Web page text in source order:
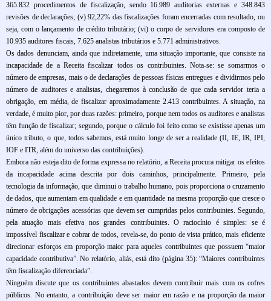
365.832 procedimentos de fiscalização, sendo 16.989 auditorias externas e 348.843
revisões de declarações; (v) 92,22% das fiscalizações foram encerradas com resultado, ou
seja, com o lançamento de crédito tributário; (vi) o corpo de servidores era composto de
10.935 auditores fiscais, 7.625 analistas tributários e 5.771 administrativos.
Os dados denunciam, ainda que indiretamente, uma situação importante, que consiste na
incapacidade de a Receita fiscalizar todos os contribuintes. Nota-se: se somarmos o
número de empresas, mais o de declarações de pessoas físicas entregues e dividirmos pelo
número de auditores e analistas, chegaremos à conclusão de que cada servidor teria a
obrigação, em média, de fiscalizar aproximadamente 2.413 contribuintes. A situação, na
verdade, é muito pior, por duas razões: primeiro, porque nem todos os auditores e analistas
têm função de fiscalizar; segundo, porque o cálculo foi feito como se existisse apenas um
único tributo, o que, todos sabemos, está muito longe de ser a realidade (II, IE, IR, IPI,
IOF e ITR, além do universo das contribuições).
Embora não esteja dito de forma expressa no relatório, a Receita procura mitigar os efeitos
da incapacidade acima descrita por dois caminhos, principalmente. Primeiro, pela
tecnologia da informação, que diminui o trabalho humano, pois proporciona o cruzamento
de dados, que aumentam em qualidade e em quantidade na mesma proporção que cresce o
número de obrigações acessórias que devem ser cumpridas pelos contribuintes. Segundo,
pela atuação mais efetiva nos grandes contribuintes. O raciocínio é simples: se é
impossível fiscalizar e cobrar de todos, revela-se, do ponto de vista prático, mais eficiente
direcionar esforços em proporção maior para aqueles contribuintes que possuem “maior
capacidade contributiva”. No relatório, aliás, está dito (página 35): “Maiores contribuintes
têm fiscalização diferenciada”.
Ninguém discute que os contribuintes abastados devem contribuir mais com os cofres
públicos. No entanto, a contribuição deve ser maior em razão e na proporção da maior